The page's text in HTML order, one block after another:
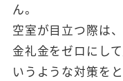
ん。
空室が目立つ際は
金礼金をゼロにし
いうような対策を